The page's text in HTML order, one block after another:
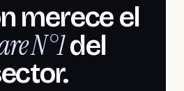
merece el
N°1del